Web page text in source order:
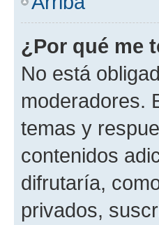
¿Por qué me
No está
moderadores.
temas y
contenidos
difrutaría,
privados,